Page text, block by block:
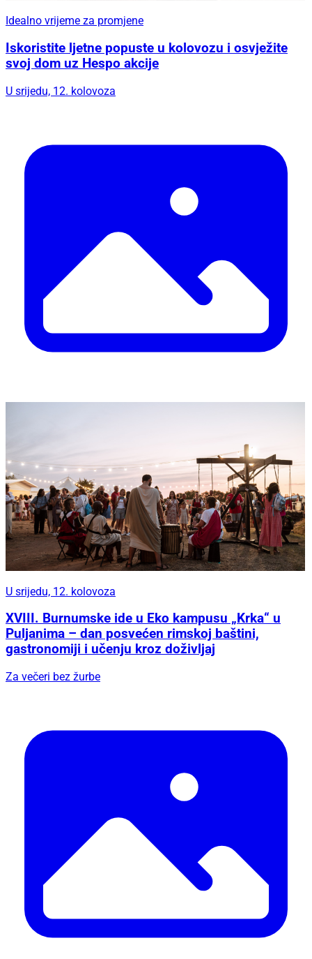
Idealno vrijeme za promjene
Iskoristite ljetne popuste u kolovozu i osvježite
svoj dom uz Hespo akcije
U srijedu, 12. kolovoza
U srijedu, 12. kolovoza
XVIII. Burnumske ide u Eko kampusu „Krka“ u
Puljanima – dan posvećen rimskoj baštini,
gastronomiji i učenju kroz doživljaj
Za večeri bez žurbe